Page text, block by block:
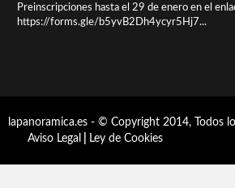
Preinscripciones hasta el 29 de enero en el
https://forms.gle/b5yvB2Dh4ycyr5Hj7...
lapanoramica.es - © Copyright 2014, Todos
Aviso Legal
Ley de Cookies